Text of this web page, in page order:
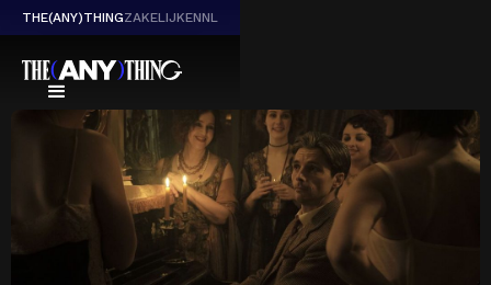
THE(ANY)THINGZAKELIJKENNL